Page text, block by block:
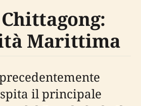
Marittima
il principale